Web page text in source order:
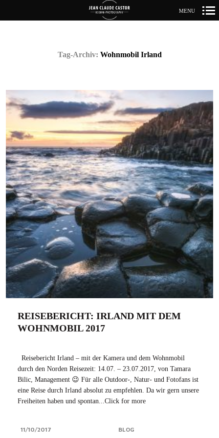
MENU
Tag-Archiv: Wohnmobil Irland
REISEBERICHT: IRLAND MIT DEM
WOHNMOBIL 2017
Reisebericht Irland – mit der Kamera und dem Wohnmobil
durch den Norden Reisezeit: 14.07. – 23.07.2017, von Tamara
Bilic, Management 😉 Für alle Outdoor-, Natur- und Fotofans ist
eine Reise durch Irland absolut zu empfehlen. Da wir gern unsere
Freiheiten haben und spontan...Click for more
11/10/2017 BLOG